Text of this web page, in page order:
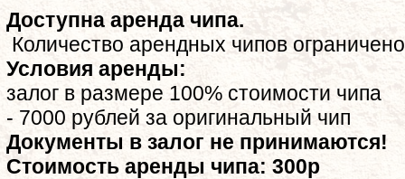
Доступна аренда чипа.
Количество арендных чипов
Условия аренды:
залог в размере 100% стоимости чипа
- 7000 рублей за оригинальный чип
Документы в залог не принимаются!
Стоимость аренды чипа: 300р